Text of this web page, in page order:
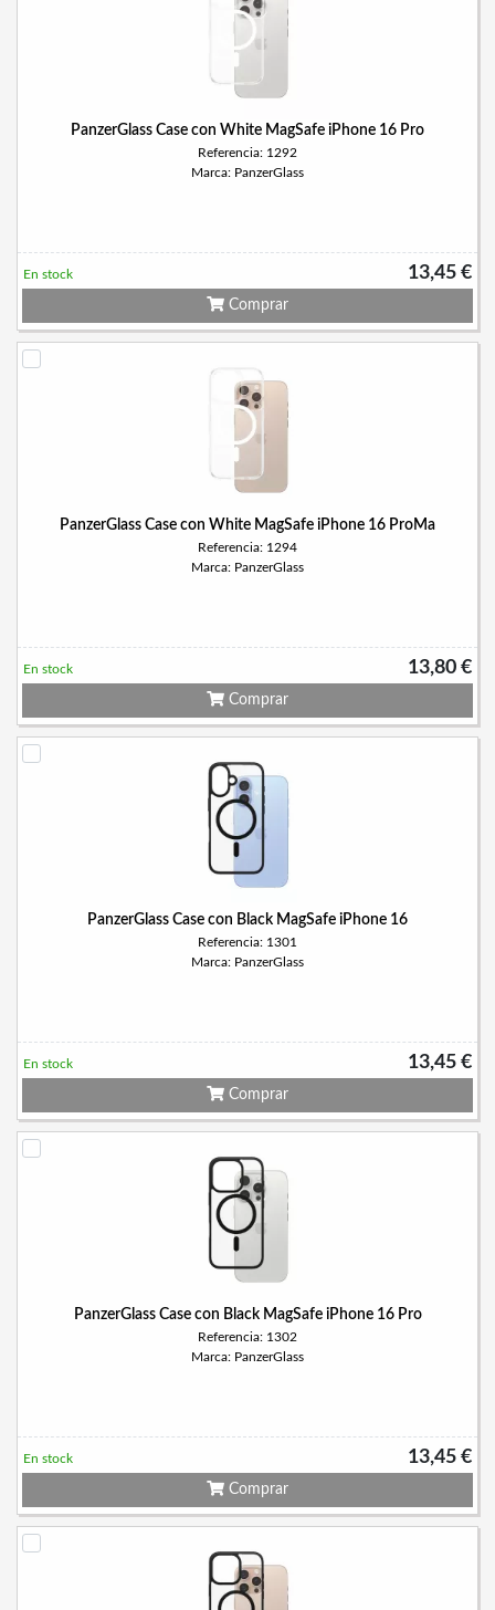
PanzerGlass Case con White MagSafe iPhone 16 Pro
Referencia: 1292
Marca: PanzerGlass
13,45 €
En stock
Comprar
PanzerGlass Case con White MagSafe iPhone 16 ProMa
Referencia: 1294
Marca: PanzerGlass
13,80 €
En stock
Comprar
PanzerGlass Case con Black MagSafe iPhone 16
Referencia: 1301
Marca: PanzerGlass
13,45 €
En stock
Comprar
PanzerGlass Case con Black MagSafe iPhone 16 Pro
Referencia: 1302
Marca: PanzerGlass
13,45 €
En stock
Comprar